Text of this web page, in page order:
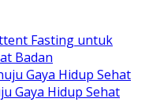
Fasting untuk
Badan
Gaya Hidup Sehat
Gaya Hidup Sehat